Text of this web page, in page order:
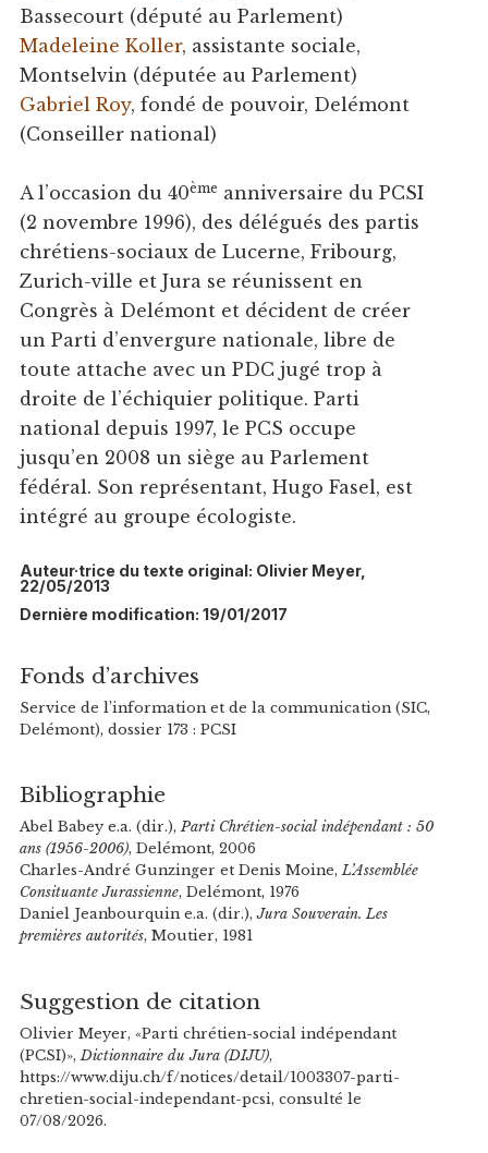
Bassecourt (député au Parlement)
Madeleine Koller, assistante sociale,
Montselvin (députée au Parlement)
Gabriel Roy, fondé de pouvoir, Delémont
(Conseiller national)
A l’occasion du 40ème anniversaire du PCSI
(2 novembre 1996), des délégués des partis
chrétiens-sociaux de Lucerne, Fribourg,
Zurich-ville et Jura se réunissent en
Congrès à Delémont et décident de créer
un Parti d’envergure nationale, libre de
toute attache avec un PDC jugé trop à
droite de l’échiquier politique. Parti
national depuis 1997, le PCS occupe
jusqu’en 2008 un siège au Parlement
fédéral. Son représentant, Hugo Fasel, est
intégré au groupe écologiste.
Auteur·trice du texte original: Olivier Meyer,
22/05/2013
Dernière modification: 19/01/2017
Fonds d’archives
Service de l’information et de la communication (SIC,
Delémont), dossier 173 : PCSI
Bibliographie
Abel Babey e.a. (dir.), Parti Chrétien-social indépendant : 50
ans (1956-2006), Delémont, 2006
Charles-André Gunzinger et Denis Moine,L’Assemblée
Consituante Jurassienne, Delémont, 1976
Daniel Jeanbourquin e.a. (dir.),Jura Souverain. Les
premières autorités, Moutier, 1981
Suggestion de citation
Olivier Meyer, «Parti chrétien-social indépendant
(PCSI)», Dictionnaire du Jura (DIJU),
https://www.diju.ch/f/notices/detail/1003307-parti-
chretien-social-independant-pcsi, consulté le
07/08/2026.